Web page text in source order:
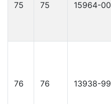
75 75 15964-00
76 76 13938-99